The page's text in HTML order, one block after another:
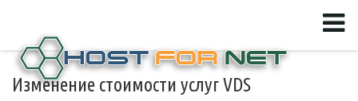
Изменение стоимости услуг VDS